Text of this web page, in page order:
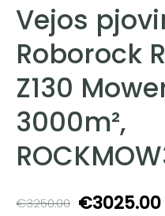
Vejos
Roborock
Z130
3000m²,
€3250.00 €3025.00